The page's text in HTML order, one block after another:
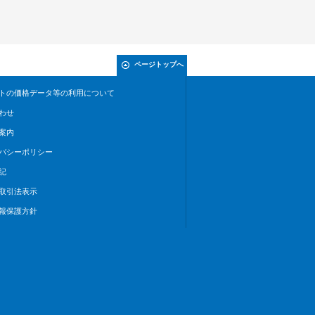
ページトップへ
の価格データ等の利用について
せ
内
シーポリシー
引法表示
保護方針